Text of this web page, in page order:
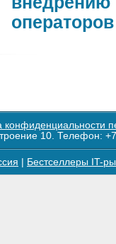
конфиденциальности
10. Телефон:
Бестселлеры IT-